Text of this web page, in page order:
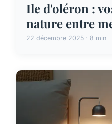
Ile d'oléron :
nature entre
22 décembre 2025 · 8 min